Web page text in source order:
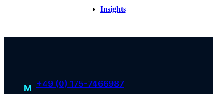
Insights
M +49 (0) 175-7466987